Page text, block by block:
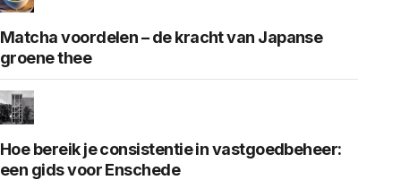
Matcha voordelen – de kracht van Japanse
groene thee
Hoe bereik je consistentie in vastgoedbeheer:
een gids voor Enschede